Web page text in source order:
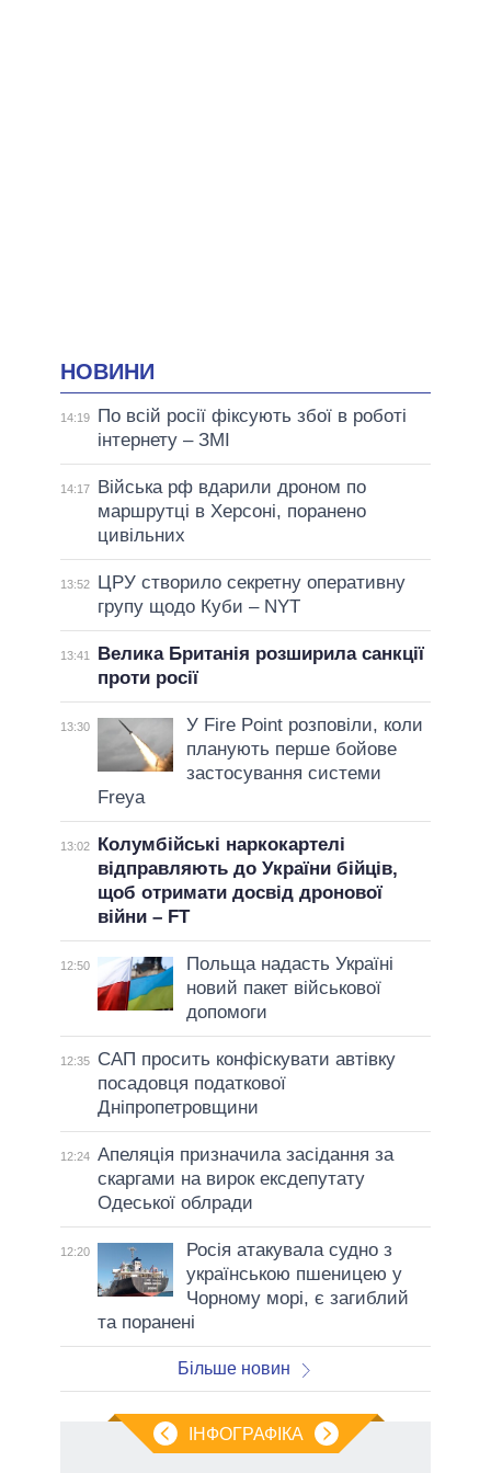
НОВИНИ
14:19
По всій росії фіксують збої в роботі
інтернету – ЗМІ
14:17
Війська рф вдарили дроном по
маршрутці в Херсоні, поранено
цивільних
13:52
ЦРУ створило секретну оперативну
групу щодо Куби – NYT
13:41
Велика Британія розширила санкції
проти росії
13:30
У Fire Point розповіли, коли
планують перше бойове
застосування системи
Freya
13:02
Колумбійські наркокартелі
відправляють до України бійців,
щоб отримати досвід дронової
війни – FT
12:50
Польща надасть Україні
новий пакет військової
допомоги
12:35
САП просить конфіскувати автівку
посадовця податкової
Дніпропетровщини
12:24 Апеляція призначила засідання за
скаргами на вирок ексдепутату
Одеської облради
12:20
Росія атакувала судно з
українською пшеницею у
Чорному морі, є загиблий
та поранені
Більше новин
ІНФОГРАФІКА